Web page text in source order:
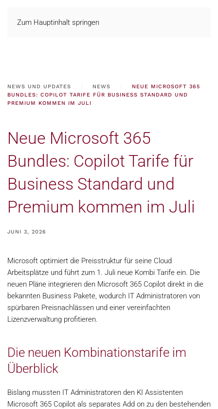
Zum Hauptinhalt springen
NEWS UND UPDATES NEWS
NEUE MICROSOFT 365
BUNDLES: COPILOT TARIFE FÜR BUSINESS STANDARD UND
PREMIUM KOMMEN IM JULI
Neue Microsoft 365
Bundles: Copilot Tarife für
Business Standard und
Premium kommen im Juli
JUNI 3, 2026
Microsoft optimiert die Preisstruktur für seine Cloud
Arbeitsplätze und führt zum 1. Juli neue Kombi Tarife ein. Die
neuen Pläne integrieren den Microsoft 365 Copilot direkt in die
bekannten Business Pakete, wodurch IT Administratoren von
spürbaren Preisnachlässen und einer vereinfachten
Lizenzverwaltung profitieren.
Die neuen Kombinationstarife im
Überblick
Bislang mussten IT Administratoren den KI Assistenten
Microsoft 365 Copilot als separates Add on zu den bestehenden